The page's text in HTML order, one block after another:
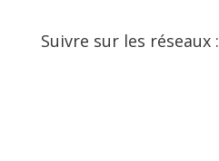
Suivre sur les réseaux :